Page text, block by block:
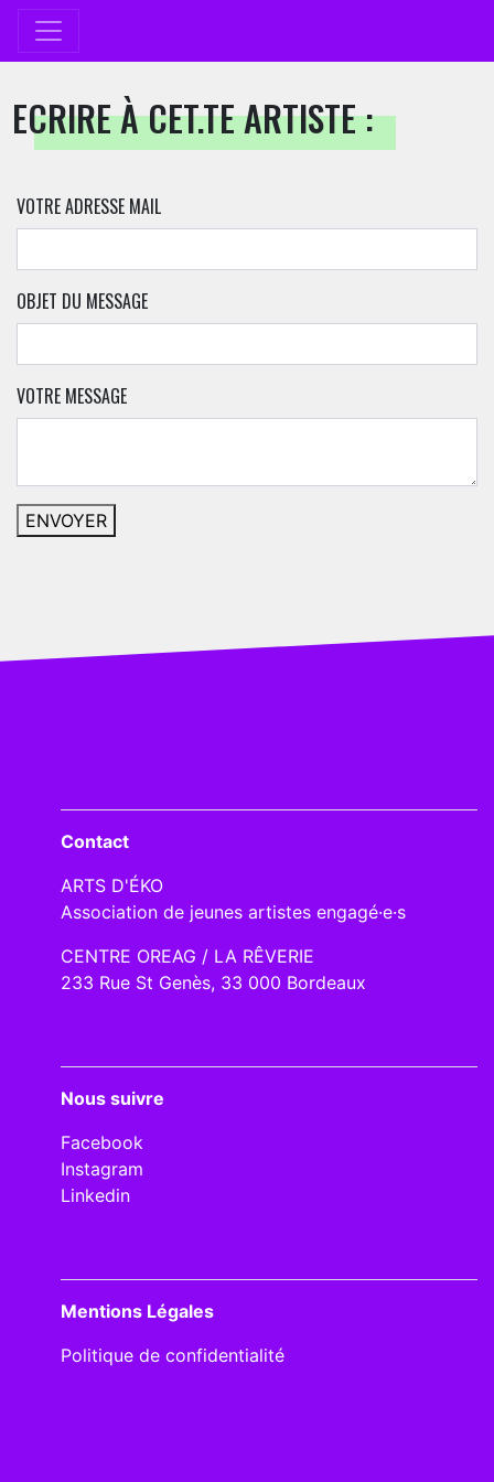
ECRIRE À CET.TE ARTISTE :
VOTRE ADRESSE MAIL
OBJET DU MESSAGE
VOTRE MESSAGE
Contact
ARTS D'ÉKO
Association de jeunes artistes engagé·e·s
CENTRE OREAG / LA RÊVERIE
233 Rue St Genès, 33 000 Bordeaux
Nous suivre
Facebook
Instagram
Linkedin
Mentions Légales
Politique de confidentialité